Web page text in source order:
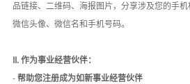
品链接、二维码、海报图片，分享涉及您的手
微信头像、微信名和手机号码。
II. 作为事业经营伙伴：
- 帮助您注册成为如新事业经营伙伴